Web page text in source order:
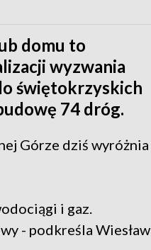
domu to
wyzwania
świętokrzyskich
74 dróg.
Górze dziś wyróżnia
i gaz.
- podkreśla Wiesław